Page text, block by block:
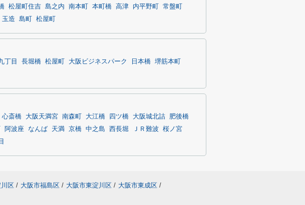
松屋町住吉 島之内 南本町 本町橋 高津 内平野町
常盤町
玉造 島町 松屋町
丁目 長堀橋 松屋町 大阪ビジネスパーク 日本橋 堺筋本町
心斎橋 大阪天満宮 南森町 大江橋 四ツ橋 大阪城北詰
肥後橋
阿波座 なんば 天満 京橋 中之島 西長堀 ＪＲ難波
桜ノ宮
区 / 大阪市福島区 / 大阪市東淀川区 / 大阪市東成区 /